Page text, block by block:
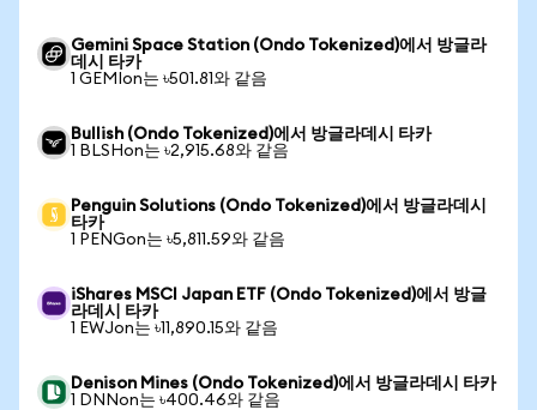
Gemini Space Station (Ondo Tokenized)에서 방글라
데시 타카
1 GEMIon는 ৳501.81와 같음
Bullish (Ondo Tokenized)에서 방글라데시 타카
1 BLSHon는 ৳2,915.68와 같음
Penguin Solutions (Ondo Tokenized)에서 방글라데시
타카
1 PENGon는 ৳5,811.59와 같음
iShares MSCI Japan ETF (Ondo Tokenized)에서 방글
라데시 타카
1 EWJon는 ৳11,890.15와 같음
Denison Mines (Ondo Tokenized)에서 방글라데시 타카
1 DNNon는 ৳400.46와 같음